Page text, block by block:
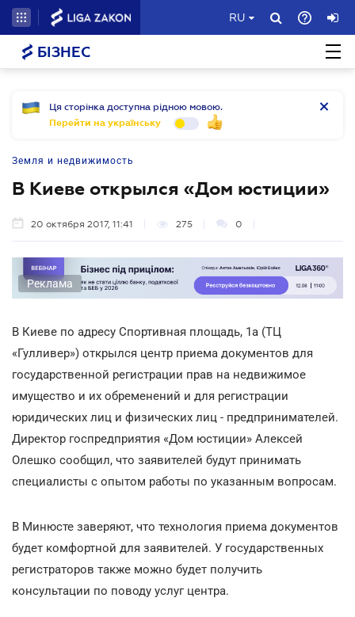
RU
БІЗНЕС
Ця сторінка доступна рідною мовою.
Перейти на українську
Земля и недвижимость
В Киеве открылся «Дом юстиции»
20 октября 2017, 11:41 275 0
Реклама
В Киеве по адресу Спортивная площадь, 1а (ТЦ
«Гулливер») открылся центр приема документов для
государственной регистрации прав на недвижимое
имущество и их обременений и для регистрации
юридических лиц и физических лиц - предпринимателей.
Директор госпредприятия «Дом юстиции» Алексей
Олешко сообщил, что заявителей будут принимать
специалисты с опытом работы по указанным вопросам.
В Минюсте заверяют, что технология приема документов
будет комфортной для заявителей. У государственных
регистраторов также можно будет получить
консультации по поводу услуг центра.